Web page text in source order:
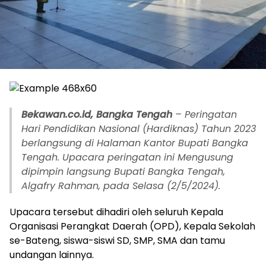
Bekawan.co.id, Bangka Tengah – Peringatan
Hari Pendidikan Nasional (Hardiknas) Tahun 2023
berlangsung di Halaman Kantor Bupati Bangka
Tengah. Upacara peringatan ini Mengusung
dipimpin langsung Bupati Bangka Tengah,
Algafry Rahman, pada Selasa (2/5/2024).
Upacara tersebut dihadiri oleh seluruh Kepala
Organisasi Perangkat Daerah (OPD), Kepala Sekolah
se-Bateng, siswa-siswi SD, SMP, SMA dan tamu
undangan lainnya.